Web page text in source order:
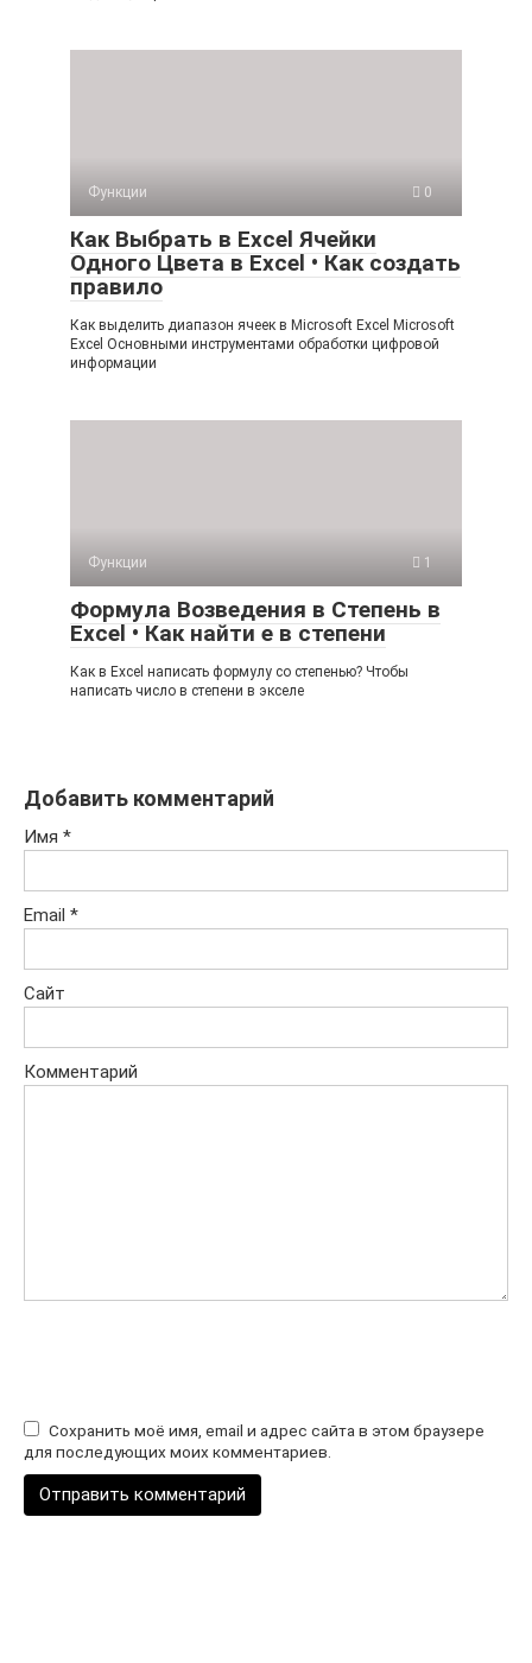
Функции 0
Как Выбрать в Excel Ячейки
Одного Цвета в Excel • Как создать
правило
Как выделить диапазон ячеек в Microsoft Excel Microsoft
Excel Основными инструментами обработки цифровой
информации
Функции 1
Формула Возведения в Степень в
Excel • Как найти е в степени
Как в Excel написать формулу со степенью? Чтобы
написать число в степени в экселе
Добавить комментарий
Имя *
Email *
Сайт
Комментарий
Сохранить моё имя, email и адрес сайта в этом браузере
для последующих моих комментариев.